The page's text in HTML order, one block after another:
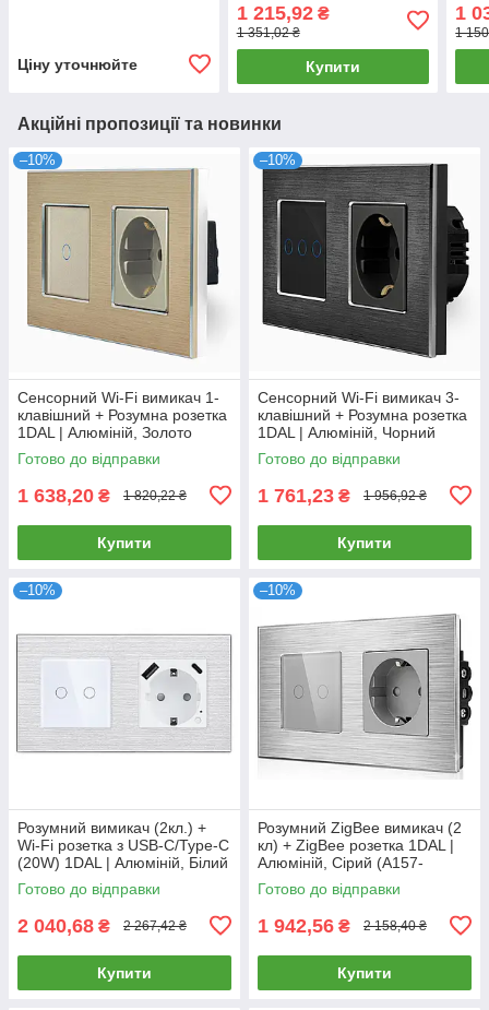
Ціну уточнюйте
STX2.WT)
1 215,92₴
1 351,02 ₴
Купити
1
1
Акційні пропозиції та новинки
–10%
Сенсорний Wi-Fi вимикач 1-
клавішний + Розумна розетка
1DAL | Алюміній, Золото
(A157-GSW1G.WF-ST.WF.GD)
Готово до відправки
1 638,20 ₴ 1 820,22 ₴
Купити
–10%
Сенсорний Wi-Fi вимикач 3-
клавішний + Розумна розетка
1DAL | Алюміній, Чорний
(A157-GSW3G.WF-ST.WF.BL)
Готово до відправки
1 761,23 ₴ 1 956,92 ₴
Купити
–10%
Розумний вимикач (2кл.) +
Wi-Fi розетка з USB-C/Type-C
(20W) 1DAL | Алюміній, Білий
(A157-GSW2G.WF-
STUTC.WF.WT)
Готово до відправки
2 040,68 ₴ 2 267,42 ₴
Купити
–10%
Розумний ZigBee вимикач (2
кл) + ZigBee розетка 1DAL |
Алюміній, Сірий (A157-
GSW2G.ZB-ST.ZB.GR)
Готово до відправки
1 942,56 ₴ 2 158,40 ₴
Купити